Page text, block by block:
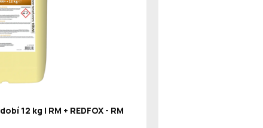
12 kg | RM + REDFOX - RM